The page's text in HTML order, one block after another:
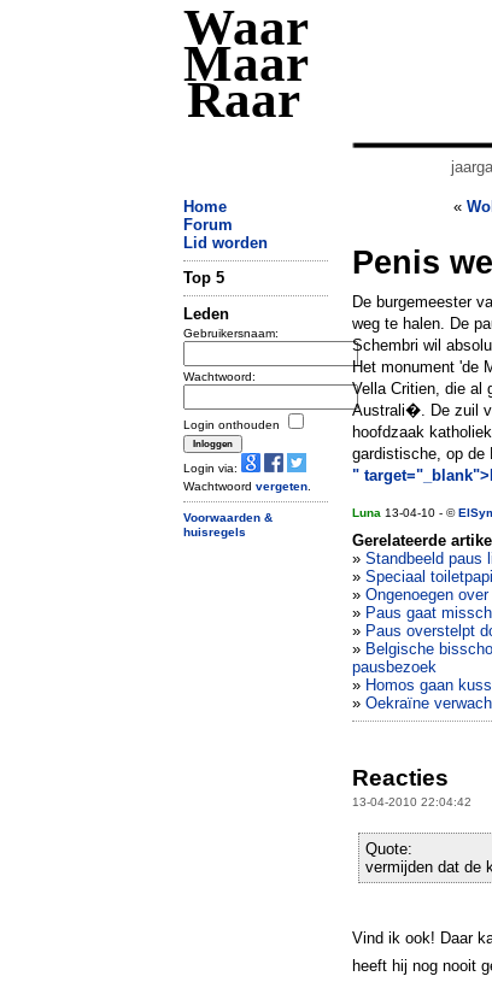
Waar
Maar
Raar
Home
Forum
Lid worden
Top 5
Leden
Gebruikersnaam:
Wachtwoord:
Login onthouden
Login via:
Wachtwoord vergeten
Voorwaarden &
huisregels
«
Penis
De burgemeester
weg te halen. De
Schembri wil
Het monument 'de
Vella Critien, die al
Australi�. De zuil
hoofdzaak
gardistische, op de
"
Luna 13-04-10 - ©
Gerelateerde
» Standbeeld paus
» Speciaal
» Ongenoegen
» Paus gaat
» Paus overstelpt
» Belgische
pausbezoek
» Homos gaan
» Oekraïne
Reacties
13-04-2010 22:04:42
Quote:
vermijden dat de
Vind ik ook! Daar
heeft hij nog nooit